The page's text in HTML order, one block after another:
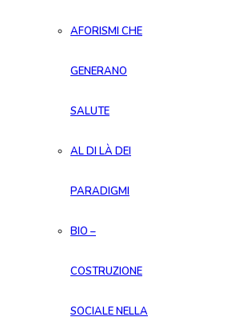
AFORISMI CHE
GENERANO
SALUTE
AL DI LÀ DEI
PARADIGMI
BIO –
COSTRUZIONE
SOCIALE NELLA